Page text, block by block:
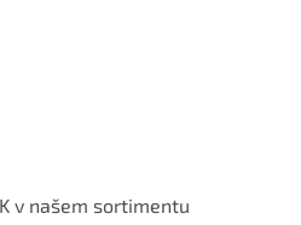
v našem sortimentu